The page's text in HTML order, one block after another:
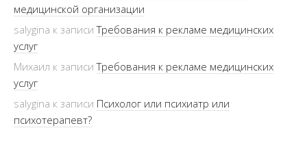
медицинской организации
salygina к записиТребования к рекламе медицинских
услуг
Михаил к записиТребования к рекламе медицинских
услуг
salygina к записи Психолог или психиатр или
психотерапевт?